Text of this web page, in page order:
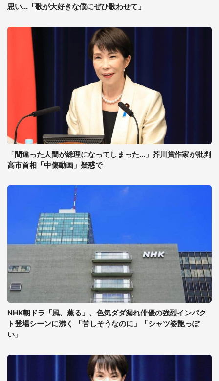
思い...「歌が大好きな僕にぜひ歌わせて」
「間違った人間が総理になってしまった...」芥川賞作家が批判
高市首相「中傷動画」疑惑で
NHK朝ドラ「風、薫る」、色気ダダ漏れ俳優の強烈インパク
ト登場シーンに沸く 「苦しそうなのに」「シャツ姿艶っぽ
い」